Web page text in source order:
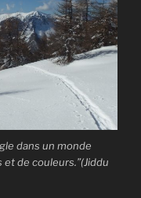
dans un monde
de couleurs.”(Jiddu